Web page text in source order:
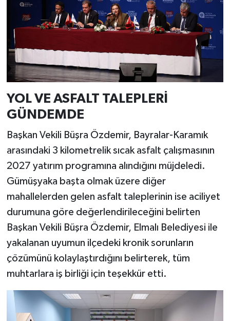
YOL VE ASFALT TALEPLERİ
GÜNDEMDE
Başkan Vekili Büşra Özdemir, Bayralar-Karamık
arasındaki 3 kilometrelik sıcak asfalt çalışmasının
2027 yatırım programına alındığını müjdeledi.
Gümüşyaka başta olmak üzere diğer
mahallelerden gelen asfalt taleplerinin ise aciliyet
durumuna göre değerlendirileceğini belirten
Başkan Vekili Büşra Özdemir, Elmalı Belediyesi ile
yakalanan uyumun ilçedeki kronik sorunların
çözümünü kolaylaştırdığını belirterek, tüm
muhtarlara iş birliği için teşekkür etti.